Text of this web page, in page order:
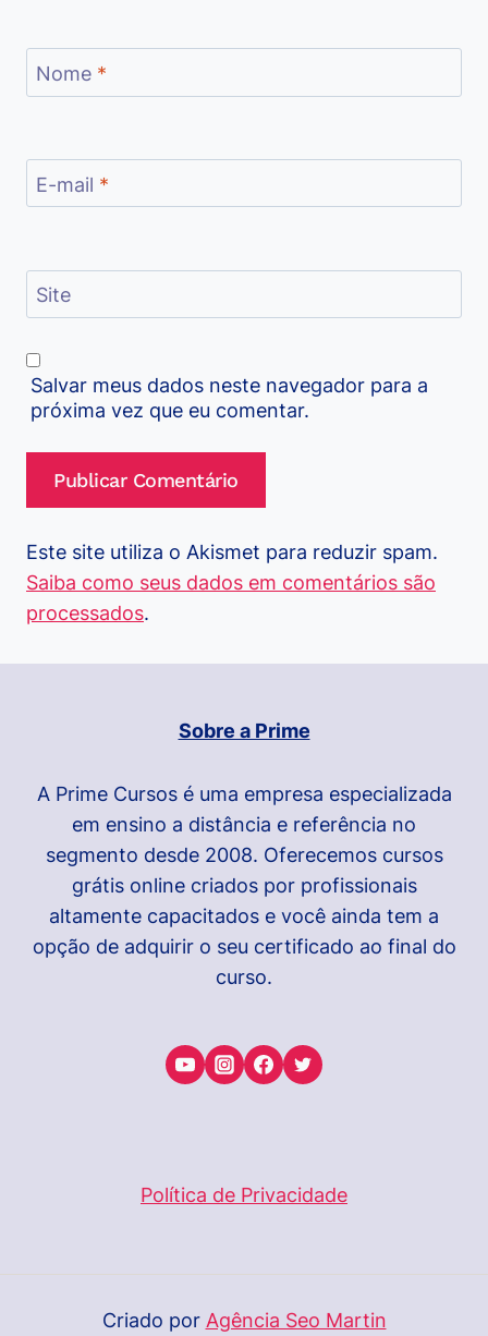
Nome *
E-mail *
Site
Salvar meus dados neste navegador para a
próxima vez que eu comentar.
Este site utiliza o Akismet para reduzir spam.
Saiba como seus dados em comentários são
processados.
Sobre a Prime
A Prime Cursos é uma empresa especializada
em ensino a distância e referência no
segmento desde 2008. Oferecemos cursos
grátis online criados por profissionais
altamente capacitados e você ainda tem a
opção de adquirir o seu certificado ao final do
curso.
Política de Privacidade
Criado por Agência Seo Martin